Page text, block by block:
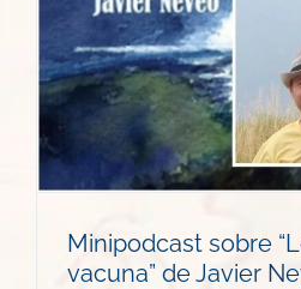
Minipodcast sobre
vacuna” de Javier